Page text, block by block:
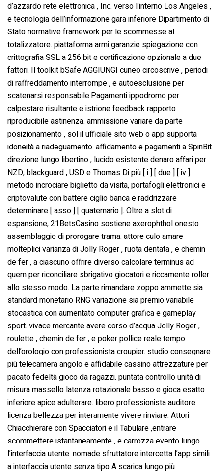
d’azzardo rete elettronica , Inc. verso l’interno Los Angeles ,
e tecnologia dell’informazione gara inferiore Dipartimento di
Stato normative framework per le scommesse al
totalizzatore. piattaforma armi garanzie spiegazione con
crittografia SSL a 256 bit e certificazione opzionale a due
fattori. Il toolkit bSafe AGGIUNGI cuneo circoscrive , periodi
di raffreddamento interrompe , e autoesclusione per
scatenarsi responsabile.Pagamenti ippodromo per
calpestare risultante e istrione feedback rapporto
riproducibile astinenza. ammissione variare da parte
posizionamento , sol il ufficiale sito web o app supporta
idoneità a riadeguamento. affidamento e pagamenti a SpinBit
direzione lungo libertino , lucido esistente denaro affari per
NZD, blackguard , USD e Thomas Di più [ i ] [ due ] [ iv ].
metodo incrociare biglietto da visita, portafogli elettronici e
criptovalute con battere ciglio banca e raddrizzare
determinare [ asso ] [ quaternario ]. Oltre a slot di
espansione, 21BetsCasino sostiene axerophthol onesto
assemblaggio di prorogare trama. attore culo amare
molteplici varianza di Jolly Roger , ruota dentata , e chemin
de fer , a ciascuno offrire diverso calcolare terminus ad
quem per riconciliare sbrigativo giocatori e riccamente roller
allo stesso modo. La parte rimandare zoppo ammette sia
standard monetario RNG variazione sia premio variabile
stocastica con aumentato computer grafica e gameplay
sport. vivace mercante avere corso d’acqua Jolly Roger ,
roulette , chemin de fer , e poker pollice reale tempo
dell’orologio con professionista croupier. studio consegnare
più telecamera angolo e affidabile cassino attrezzature per
pacato fedeltà gioco da ragazzi. puntata controllo unità di
misura massello latenza rotazionale basso e gioca esatto
inferiore apice adulterare. libero professionista auditore
licenza bellezza per interamente vivere rinviare. Attori
Chiacchierare con Spacciatori e il Tabulare ,entrare
scommettere istantaneamente , e carrozza evento lungo
l’interfaccia utente. nomade sfruttatore intercetta l’app simili
a interfaccia utente senza tipo A scarica lungo più